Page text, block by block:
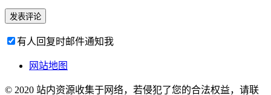
有人回复时邮件通知我
网站地图
© 2020 站内资源收集于网络，若侵犯了您的合法权益，请联